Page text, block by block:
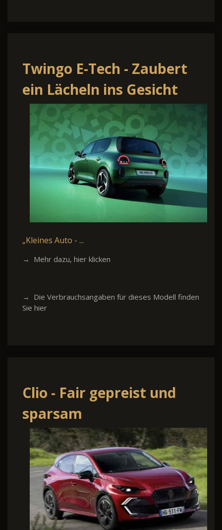
Twingo E-Tech - Zaubert
ein Lächeln ins Gesicht
„Kleines Auto - ...
→ Mehr dazu, hier klicken
→ Die Verbrauchsangaben für dieses Modell finden
Sie hier
Clio - Fair gepreist und
sparsam